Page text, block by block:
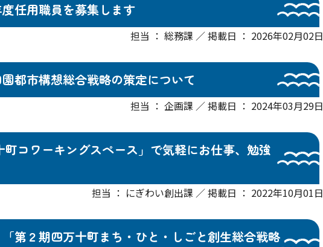
任用職員を募集します
担当 ： 総務課 ／ 掲載日 ： 2026年02月02日
都市構想総合戦略の策定について
担当 ： 企画課 ／ 掲載日 ： 2024年03月29日
町コワーキングスペース」で気軽にお仕事、勉強
担当 ： にぎわい創出課 ／ 掲載日 ： 2022年10月01日
「第２期四万十町まち・ひと・しごと創生総合戦略